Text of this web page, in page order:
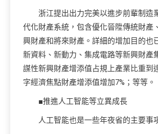
浙江提出出力完美以進步前輩制造
代化財產系統，包含優化晉陞傳統財產
興財產和將來財產。詳細的增加目的
新資料、新動力、集成電路等新興財產
謀性新興財產增添值占規上產業比重到
字經濟焦點財產增添值增加7%；等等。
■推進人工智能等立異成長
人工智能也是一些年夜省的主要事